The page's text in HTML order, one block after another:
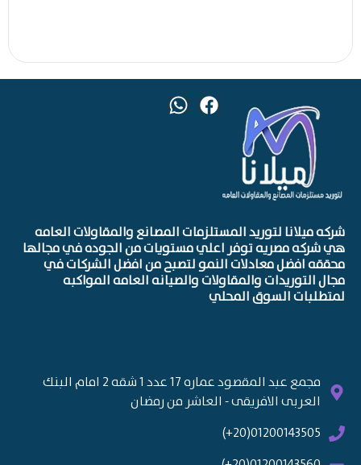
شركه ميلانا لتوريد المستلزمات المصانع والمقاولات العامه
هي شركه مصريه توفر اعلي مستويات من الجوده في مجالها
محققه افضل معادلات النمو لتصبح من افضل الشركات في
مجال التوريدات والمقاولات والصيانه العامه المواكبه
لمتطلبات السوق المحلي
مجمع عبد المقصود عماره 17 عدد 1 شقه 2 امام البنك
العربى الافريقى - العاشر من رمضان
01200143505(20+)